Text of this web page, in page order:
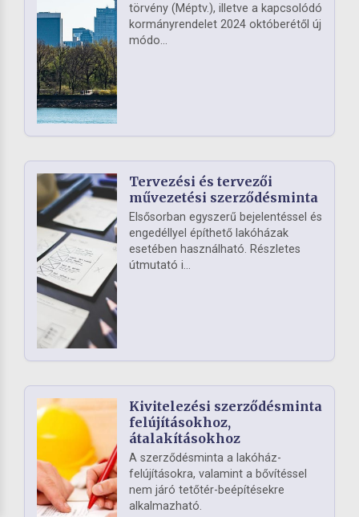
törvény (Méptv.), illetve a kapcsolódó
kormányrendelet 2024 októberétől új
módo...
Tervezési és tervezői
művezetési szerződésminta
Elsősorban egyszerű bejelentéssel és
engedéllyel építhető lakóházak
esetében használható. Részletes
útmutató i...
Kivitelezési szerződésminta
felújításokhoz,
átalakításokhoz
A szerződésminta a lakóház-
felújításokra, valamint a bővítéssel
nem járó tetőtér-beépítésekre
alkalmazható.